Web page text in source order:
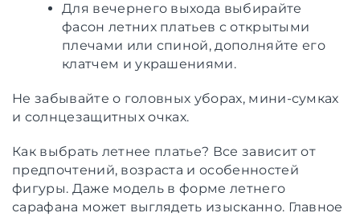
Для вечернего выхода выбирайте
фасон летних платьев с открытыми
плечами или спиной, дополняйте его
клатчем и украшениями.
Не забывайте о головных уборах, мини-сумках
и солнцезащитных очках.
Как выбрать летнее платье? Все зависит от
предпочтений, возраста и особенностей
фигуры. Даже модель в форме летнего
сарафана может выглядеть изысканно. Главное